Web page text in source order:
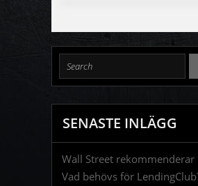
SENASTE INLÄGG
Wall Street
Vad behövs för